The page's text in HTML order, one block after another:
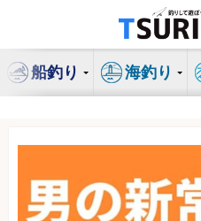
ン
船釣り 海釣り